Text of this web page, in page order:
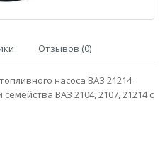
Отзывов (0)
насоса ВАЗ 21214
ВАЗ 2104, 2107, 21214 с